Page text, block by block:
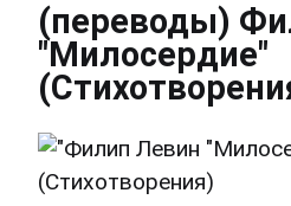
(переводы)
"Милосердие"